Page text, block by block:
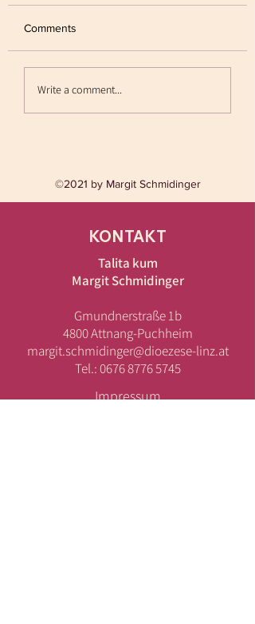
Der liebe Gott und das
Wunder seiner
Menschwerdung....
Comments
Write a comment...
©2021 by Margit Schmidinger
KONTAKT
Talita kum
Margit Schmidinger
Gmundnerstraße 1b
4800 Attnang-Puchheim
margit.schmidinger@dioezese-linz.at
Tel.:0676 8776 5745
Impressum